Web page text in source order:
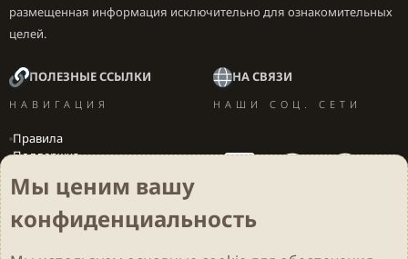
размещенная информация исключительно для ознакомительных
целей.
ПОЛЕЗНЫЕ ССЫЛКИ
НАВИГАЦИЯ
Правила
Поддержка
Локализация игр
НА СВЯЗИ
НАШИ СОЦ. СЕТИ
Мы ценим вашу
конфиденциальность